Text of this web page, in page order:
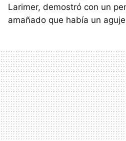
Larimer, demostró con un
amañado que había un